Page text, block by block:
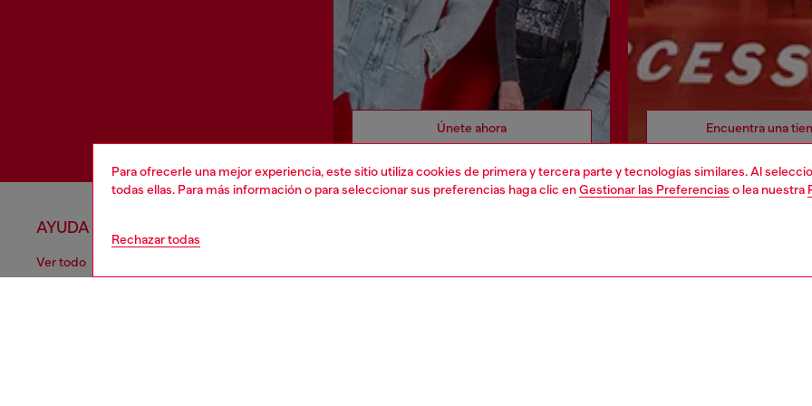
Para ofrecerle una mejor experiencia, este sitio utiliza cookies de primera y tercera parte y tecnologías similares. Al
todas ellas. Para más información o para seleccionar sus preferencias haga clic enGestionar las Preferencias o lea nuestra
Rechazar todas
Únete ahora Encuentra una
AYUDA
Ver todo